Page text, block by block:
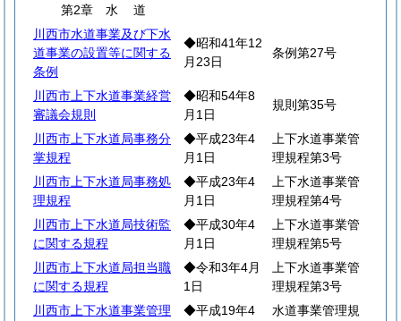
第2章 水道
川西市水道事業及び下水
道事業の設置等に関する
条例
◆昭和41年12
月23日
条例第27号
川西市上下水道事業経営
審議会規則
◆昭和54年8
月1日
規則第35号
川西市上下水道局事務分
掌規程
◆平成23年4
月1日
上下水道事業管
理規程第3号
川西市上下水道局事務処
理規程
◆平成23年4
月1日
上下水道事業管
理規程第4号
川西市上下水道局技術監
に関する規程
◆平成30年4
月1日
上下水道事業管
理規程第5号
川西市上下水道局担当職
に関する規程
◆令和3年4月
1日
上下水道事業管
理規程第3号
川西市上下水道事業管理
◆平成19年4
水道事業管理規